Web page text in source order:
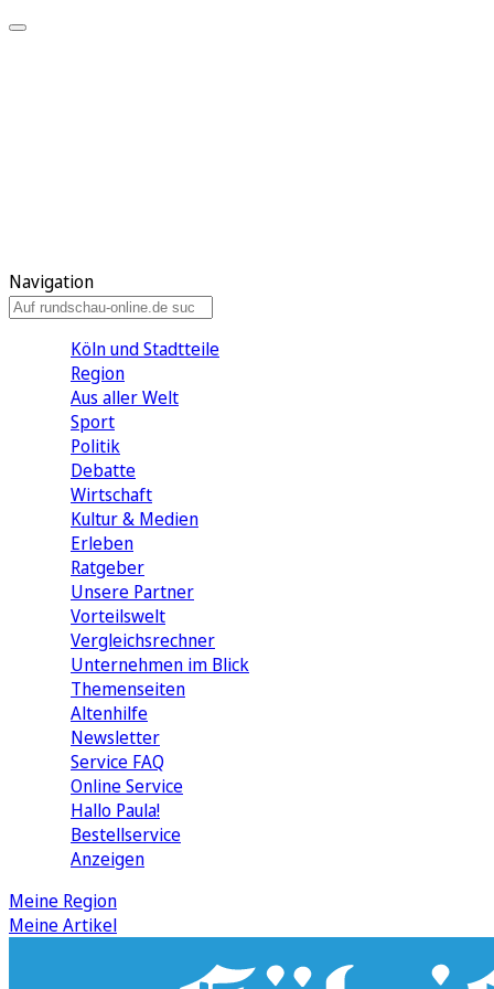
Navigation
Köln und Stadtteile
Region
Aus aller Welt
Sport
Politik
Debatte
Wirtschaft
Kultur & Medien
Erleben
Ratgeber
Unsere Partner
Vorteilswelt
Vergleichsrechner
Unternehmen im Blick
Themenseiten
Altenhilfe
Newsletter
Service FAQ
Online Service
Hallo Paula!
Bestellservice
Anzeigen
Meine Region
Meine Artikel